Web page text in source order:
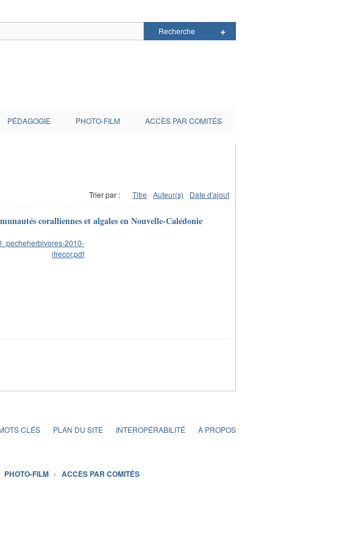
PÉDAGOGIE PHOTO-FILM ACCÈS PAR COMITÉS
Trier par : Titre Auteur(s) Date d'ajout
coralliennes et algales en Nouvelle-Calédonie
CLÉS
PLAN DU SITE INTEROPÉRABILITÉ À PROPOS
PHOTO-FILM ACCÈS PAR COMITÉS